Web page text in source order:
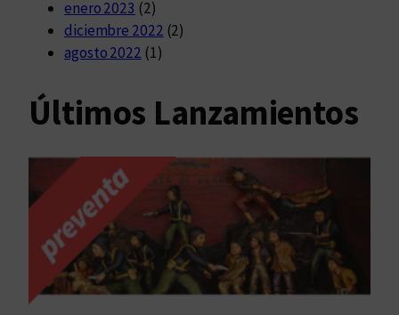
enero 2023 (2)
diciembre 2022 (2)
agosto 2022 (1)
Últimos Lanzamientos